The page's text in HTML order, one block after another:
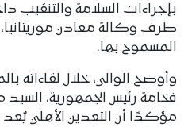
بإجراءات السلامة والتنقيب
طرف وكالة معادن موريتانيا،
المسموح بها.
وأوضح الوالي، خلال لقاءاته
فخامة رئيس الجمهورية،
مؤكدًا أن التعدين الأهلي